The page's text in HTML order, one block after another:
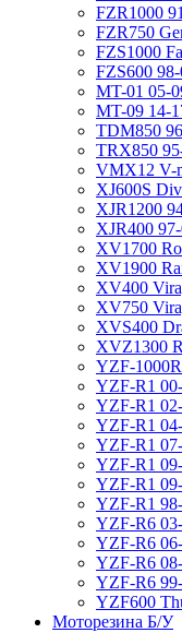
FZR1000
FZR750
FZS1000
FZS600 98-
MT-01 05-
MT-09 14-
TDM850
TRX850
VMX12 V-
XJ600S
XJR1200
XJR400
XV1700
XV1900
XV400
XV750
XVS400
XVZ1300
YZF-1000R
YZF-R1
YZF-R1
YZF-R1
YZF-R1
YZF-R1
YZF-R1
YZF-R1
YZF-R6
YZF-R6
YZF-R6
YZF-R6
YZF600
Моторезина Б/У